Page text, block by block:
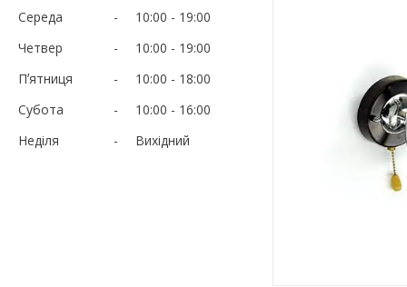
Середа 10:00
19:00
Четвер
10:00
19:00
Пʼятниця
10:00
18:00
Субота
10:00
16:00
Неділя
Вихідний